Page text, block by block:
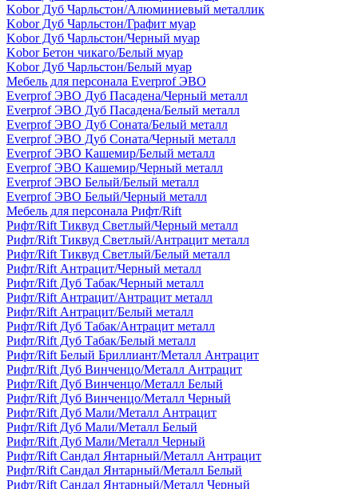
Kobor Дуб Чарльстон/Алюминиевый металлик
Kobor Дуб Чарльстон/Графит муар
Kobor Дуб Чарльстон/Черный муар
Kobor Бетон чикаго/Белый муар
Kobor Дуб Чарльстон/Белый муар
Мебель для персонала Everprof ЭВО
Everprof ЭВО Дуб Пасадена/Черный металл
Everprof ЭВО Дуб Пасадена/Белый металл
Everprof ЭВО Дуб Соната/Белый металл
Everprof ЭВО Дуб Соната/Черный металл
Everprof ЭВО Кашемир/Белый металл
Everprof ЭВО Кашемир/Черный металл
Everprof ЭВО Белый/Белый металл
Everprof ЭВО Белый/Черный металл
Мебель для персонала Рифт/Rift
Рифт/Rift Тиквуд Светлый/Черный металл
Рифт/Rift Тиквуд Светлый/Антрацит металл
Рифт/Rift Тиквуд Светлый/Белый металл
Рифт/Rift Антрацит/Черный металл
Рифт/Rift Дуб Табак/Черный металл
Рифт/Rift Антрацит/Антрацит металл
Рифт/Rift Антрацит/Белый металл
Рифт/Rift Дуб Табак/Антрацит металл
Рифт/Rift Дуб Табак/Белый металл
Рифт/Rift Белый Бриллиант/Металл Антрацит
Рифт/Rift Дуб Винченцо/Металл Антрацит
Рифт/Rift Дуб Винченцо/Металл Белый
Рифт/Rift Дуб Винченцо/Металл Черный
Рифт/Rift Дуб Мали/Металл Антрацит
Рифт/Rift Дуб Мали/Металл Белый
Рифт/Rift Дуб Мали/Металл Черный
Рифт/Rift Сандал Янтарный/Металл Антрацит
Рифт/Rift Сандал Янтарный/Металл Белый
Рифт/Rift Сандал Янтарный/Металл Черный